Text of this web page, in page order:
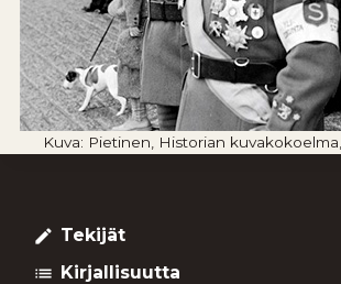
Kuva: Pietinen, Historian
create Tekijät
list Kirjallisuutta